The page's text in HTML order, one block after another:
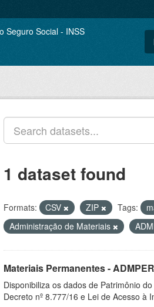
1 dataset found
Formats: CSV ZIP Tags:
Administração de Materiais
Materiais Permanentes - ADMPER
Disponibiliza os dados de Patrimônio
Decreto nº 8.777/16 e Lei de Acesso à